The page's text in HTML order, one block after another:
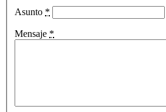
Asunto *
Mensaje *